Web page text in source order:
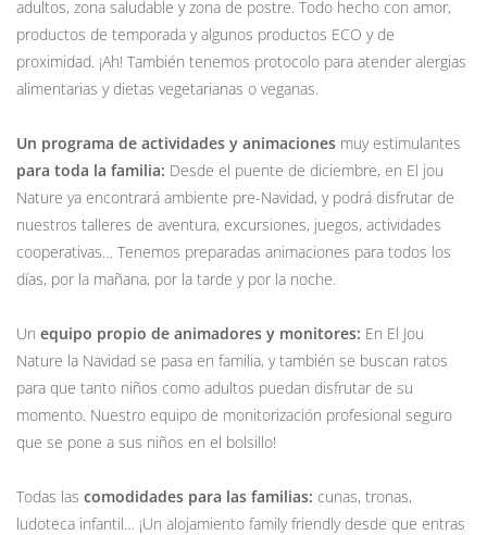
adultos, zona saludable y zona de postre. Todo hecho con amor,
productos de temporada y algunos productos ECO y de
proximidad. ¡Ah! También tenemos protocolo para atender alergias
alimentarias y dietas vegetarianas o veganas.
Un programa de actividades y animaciones muy estimulantes
para toda la familia: Desde el puente de diciembre, en El jou
Nature ya encontrará ambiente pre-Navidad, y podrá disfrutar de
nuestros talleres de aventura, excursiones, juegos, actividades
cooperativas… Tenemos preparadas animaciones para todos los
días, por la mañana, por la tarde y por la noche.
Un equipo propio de animadores y monitores: En El Jou
Nature la Navidad se pasa en familia, y también se buscan ratos
para que tanto niños como adultos puedan disfrutar de su
momento. Nuestro equipo de monitorización profesional seguro
que se pone a sus niños en el bolsillo!
Todas las comodidades para las familias: cunas, tronas,
ludoteca infantil… ¡Un alojamiento family friendly desde que entras